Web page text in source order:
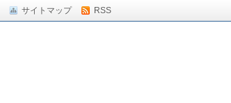
サイトマップ RSS